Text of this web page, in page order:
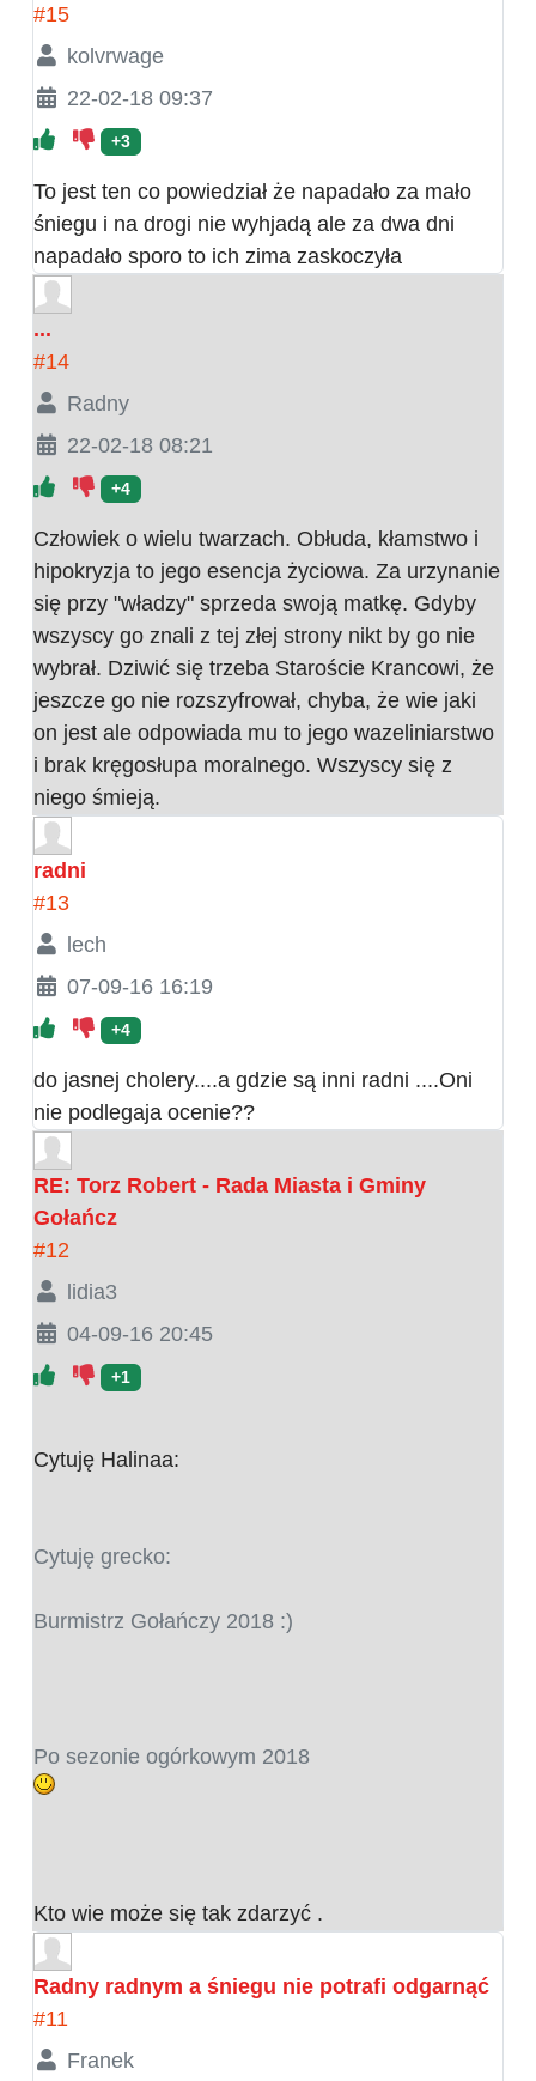
#15
kolvrwage
22-02-18 09:37
+3
To jest ten co powiedział że napadało za mało
śniegu i na drogi nie wyhjadą ale za dwa dni
napadało sporo to ich zima zaskoczyła
...
#14
Radny
22-02-18 08:21
+4
Człowiek o wielu twarzach. Obłuda, kłamstwo i
hipokryzja to jego esencja życiowa. Za urzynanie
się przy "władzy" sprzeda swoją matkę. Gdyby
wszyscy go znali z tej złej strony nikt by go nie
wybrał. Dziwić się trzeba Staroście Krancowi, że
jeszcze go nie rozszyfrował, chyba, że wie jaki
on jest ale odpowiada mu to jego wazeliniarstwo
i brak kręgosłupa moralnego. Wszyscy się z
niego śmieją.
radni
#13
lech
07-09-16 16:19
+4
do jasnej cholery....a gdzie są inni radni ....Oni
nie podlegaja ocenie??
RE: Torz Robert - Rada Miasta i Gminy
Gołańcz
#12
lidia3
04-09-16 20:45
+1
Cytuję Halinaa:
Cytuję grecko:
Burmistrz Gołańczy 2018 :)
Po sezonie ogórkowym 2018
Kto wie może się tak zdarzyć .
Radny radnym a śniegu nie potrafi odgarnąć
#11
Franek